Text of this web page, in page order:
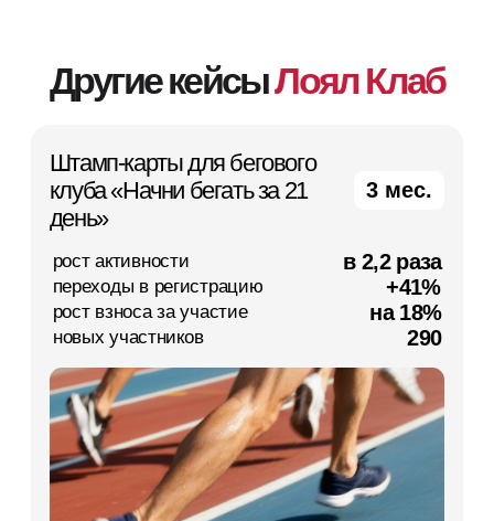
абонементов
рост посещаемости на 29%
Смотреть все кейсы